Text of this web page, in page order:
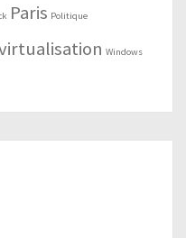
Paris Politique
Windows